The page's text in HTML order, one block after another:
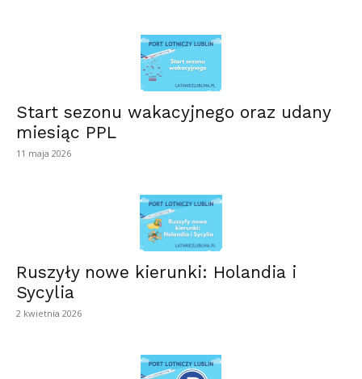
Start sezonu wakacyjnego oraz udany
miesiąc PPL
11 maja 2026
Ruszyły nowe kierunki: Holandia i
Sycylia
2 kwietnia 2026